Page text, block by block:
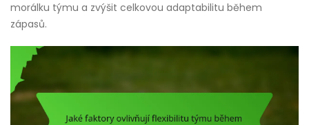
morálku týmu a zvýšit celkovou adaptabilitu během
zápasů.